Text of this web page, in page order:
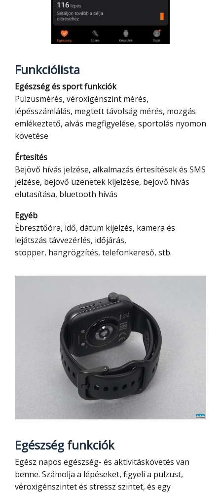
Funkciólista
Egészség és sport funkciók
Pulzusmérés, véroxigénszint mérés,
lépésszámlálás, megtett távolság mérés, mozgás
emlékeztető, alvás megfigyelése, sportolás nyomon
követése
Értesítés
Bejövő hívás jelzése, alkalmazás értesítések és SMS
jelzése, bejövő üzenetek kijelzése, bejövő hívás
elutasítása, bluetooth hívás
Egyéb
Ébresztőóra, idő, dátum kijelzés, kamera és
lejátszás távvezérlés, időjárás,
stopper, hangrögzítés, telefonkereső, stb.
Egészség funkciók
Egész napos egészség- és aktivitáskövetés van
benne. Számolja a lépéseket, figyeli a pulzust,
véroxigénszintet és stressz szintet, és egy